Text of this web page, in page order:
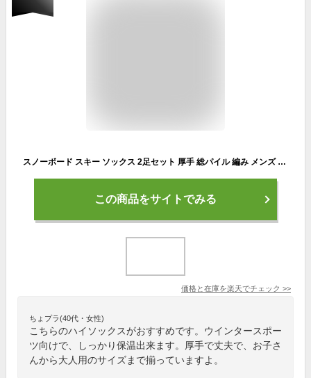
スノーボード スキー ソックス 2足セット 厚手 総パイル 編み メンズ レディース キッズ ジュニア VAXPOT(バックスポット) VA-1754 ハイソックス 2足組 靴下 くつした スノボ 抗菌防臭 防寒 あたたかい あったか 冬 もこもこ[返品交換不可]
この商品をサイトでみる
価格と在庫を楽天でチェック >>
ちょプラ(40代・女性)
こちらのハイソックスがおすすめです。ウインタースポー
ツ向けで、しっかり保温出来ます。厚手で丈夫で、お子さ
んから大人用のサイズまで揃っていますよ。